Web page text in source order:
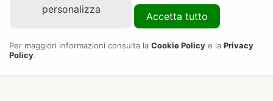
personalizza
Accetta tutto
Per maggiori informazioni consulta la Cookie Policy e la Privacy
Policy.